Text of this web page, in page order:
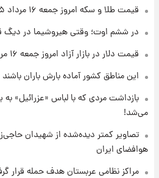
۱ روز پیش
تغییر تند قیمت
امروز پنجشنبه ۱۵ مرداد ۱۴۰۵ +جدول
قیمت طلا و سکه امروز
شارژ جدید
قیمت طلا و سکه امروز جمعه ۱۶ مرداد ۱۴۰۵ +جدول
در ششم اوت؛ وقتی هیروشیما در دیگ
قیمت دلار در بازار آزاد امروز جمعه ۱۶ مرداد ۱۴۰۵
این مناطق کشور آماده بارش باران باشند
بازداشت مردی که با لباس «عزرائیل» به
می‌شد!
تصاویر کمتر دیده‌شده از شهیدان
هوافضای ایران
مراکز نظامی عربستان هدف حمله قرار